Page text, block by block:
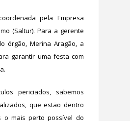
pela Empresa
(Saltur). Para a gerente
órgão, Merina Aragão, a
garantir uma festa com
periciados, sabemos
que estão dentro
o mais perto possível do